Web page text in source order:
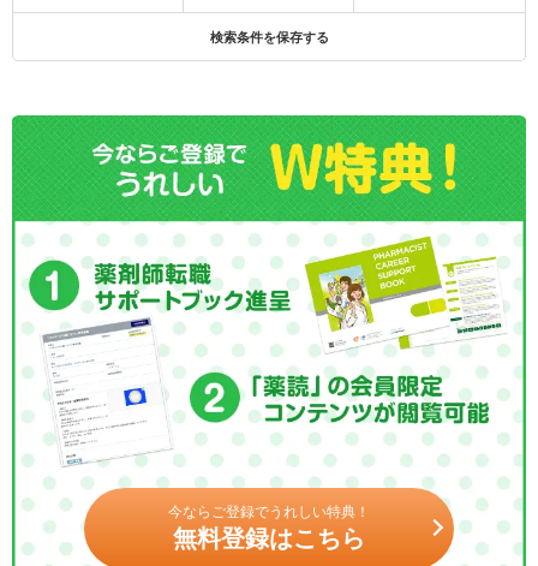
検索条件を保存する
今ならご登録でうれしい特典！
無料登録はこちら